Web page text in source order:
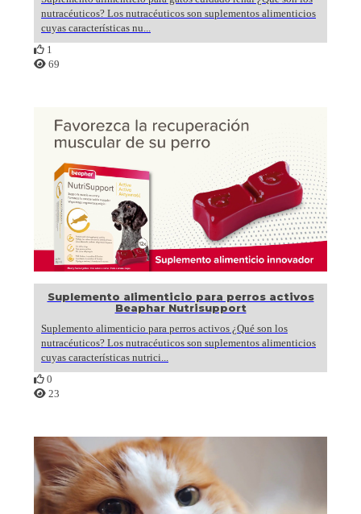
nutracéuticos? Los nutracéuticos son suplementos alimenticios
cuyas características nu...
1
69
Suplemento alimenticio para perros activos
Beaphar Nutrisupport
Suplemento alimenticio para perros activos ¿Qué son los
nutracéuticos? Los nutracéuticos son suplementos alimenticios
cuyas características nutrici...
0
23